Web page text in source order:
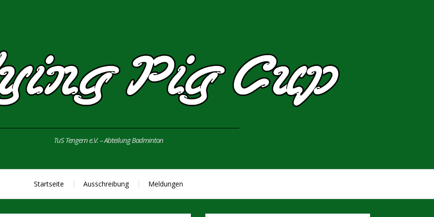
TuS Tengern e.V. – Abteilung Badminton
Startseite Ausschreibung Meldungen